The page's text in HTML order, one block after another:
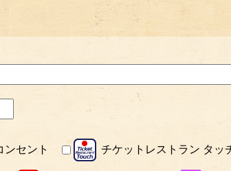
ンセント チケットレストラン タッ